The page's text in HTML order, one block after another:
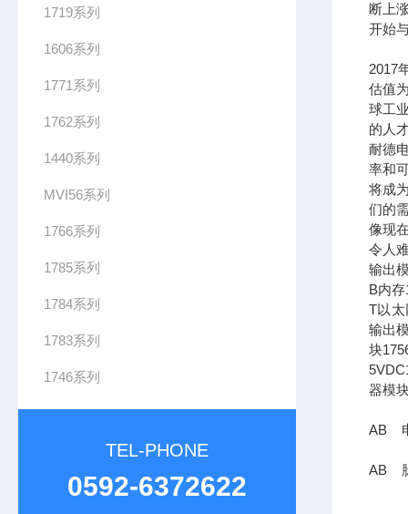
1719系列
1606系列
1771系列
1762系列
1440系列
MVI56系列
1766系列
1785系列
1784系列
1783系列
1746系列
TEL-PHONE
0592-6372622
断上
开始
2017
估值
球工
的人
耐德
率和
将成
们的
像现
令人
输出
B内
T以太
输出
块
器模
AB
AB